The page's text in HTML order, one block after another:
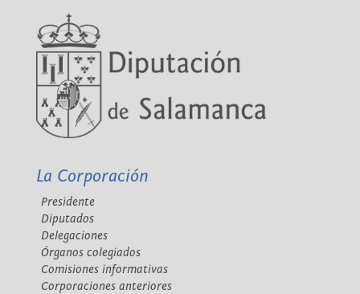
La Corporación
Presidente
Diputados
Delegaciones
Órganos colegiados
Comisiones informativas
Corporaciones anteriores